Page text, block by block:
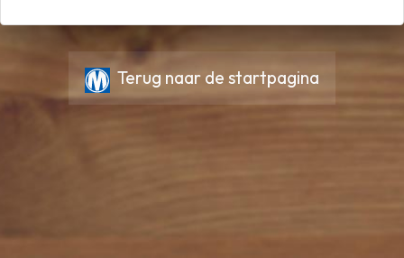
Terug naar de startpagina